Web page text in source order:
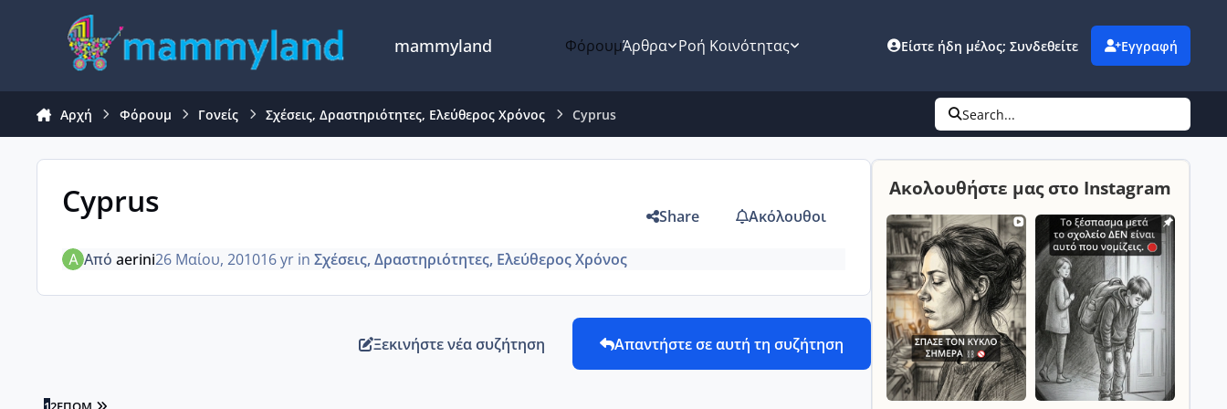
Μετάβαση σε περιεχόμενο
mammyland ΦόρουμΆρθρα Ροή Κοινότητας Είστε ήδη μέλος; Συνδεθείτε Εγγραφή
Αρχή Φόρουμ Γονείς Σχέσεις, Δραστηριότητες, Ελεύθερος Χρόνος Cyprus Search...
Cyprus Share Ακόλουθοι
Απόaerini26 Μαίου, 201016 yr inΣχέσεις, Δραστηριότητες, Ελεύθερος Χρόνος
Ξεκινήστε νέα συζήτηση Απαντήστε σε αυτή τη συζήτηση
Ακολουθήστε μας στο Instagram